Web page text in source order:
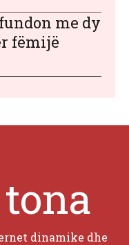
me dy
fëmijë
dinamike dhe